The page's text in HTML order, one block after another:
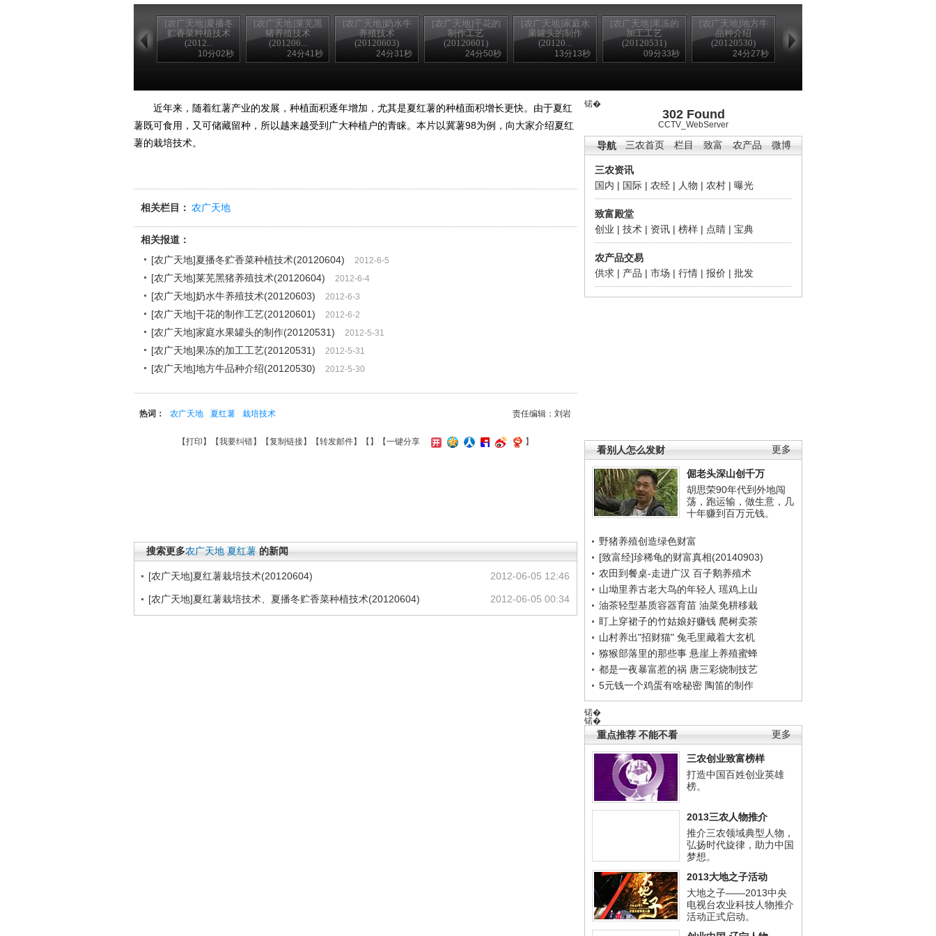
[农广天地]夏播冬
贮香菜种植技术
(2012...
10分02秒
[农广天地]莱芜黑
猪养殖技术
(201206...
24分41秒
[农广天地]奶水牛
养殖技术
(20120603)
24分31秒
[农广天地]干花的
制作工艺
(20120601)
24分50秒
[农广天地]家庭水
果罐头的制作
(20120...
13分13秒
[农广天地]果冻的
加工工艺
(20120531)
09分33秒
[农广天地]地方牛
品种介绍
(20120530)
24分27秒
锘�
302 Found
CCTV_WebServer
三农首页 栏目 致富 农产品 微博
导航
三农资讯
国内 | 国际 | 农经 | 人物 | 农村 | 曝光
致富殿堂
创业 | 技术 | 资讯 | 榜样 | 点睛 | 宝典
农产品交易
供求 | 产品 | 市场 | 行情 | 报价 | 批发
更多
看别人怎么发财
倔老头深山创千万
胡思荣90年代到外地闯
荡，跑运输，做生意，几
十年赚到百万元钱。
野猪养殖创造绿色财富
[致富经]珍稀龟的财富真相(20140903)
农田到餐桌-走进广汉 百子鹅养殖术
山坳里养古老大鸟的年轻人 瑶鸡上山
油茶轻型基质容器育苗 油菜免耕移栽
盯上穿裙子的竹姑娘好赚钱 爬树卖茶
山村养出"招财猫" 兔毛里藏着大玄机
猕猴部落里的那些事 悬崖上养殖蜜蜂
都是一夜暴富惹的祸 唐三彩烧制技艺
5元钱一个鸡蛋有啥秘密 陶笛的制作
锘�
锘�
更多
重点推荐 不能不看
三农创业致富榜样
打造中国百姓创业英雄
榜。
2013三农人物推介
推介三农领域典型人物，
弘扬时代旋律，助力中国
梦想。
2013大地之子活动
大地之子——2013中央
电视台农业科技人物推介
活动正式启动。
近年来，随着红薯产业的发展，种植面积逐年增加，尤其是夏红薯的种植面积增长更快。由于夏红
薯既可食用，又可储藏留种，所以越来越受到广大种植户的青睐。本片以冀薯98为例，向大家介绍夏红
薯的栽培技术。
相关栏目： 农广天地
相关报道：
[农广天地]夏播冬贮香菜种植技术(20120604)
2012-6-5
[农广天地]莱芜黑猪养殖技术(20120604) 2012-6-4
[农广天地]奶水牛养殖技术(20120603) 2012-6-3
[农广天地]干花的制作工艺(20120601) 2012-6-2
[农广天地]家庭水果罐头的制作(20120531) 2012-5-31
[农广天地]果冻的加工工艺(20120531) 2012-5-31
[农广天地]地方牛品种介绍(20120530) 2012-5-30
责任编辑：刘岩
热词： 农广天地 夏红薯 栽培技术
【打印 】【我要纠错】【复制链接】【转发邮件】【 】 【一键分享 】
搜索更多农广天地 夏红薯 的新闻
2012-06-05 12:46
[农广天地]夏红薯栽培技术(20120604)
2012-06-05 00:34
[农广天地]夏红薯栽培技术、夏播冬贮香菜种植技术(20120604)